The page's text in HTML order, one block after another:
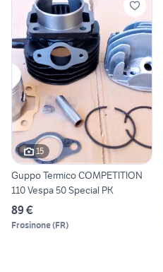
15
Guppo Termico COMPETITION
110 Vespa 50 Special PK
89 €
Frosinone(FR)